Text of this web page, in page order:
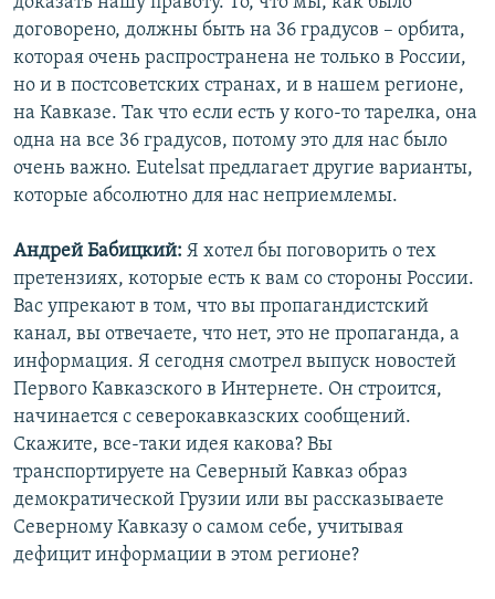
договорено, должны быть на 36 градусов – орбита,
которая очень распространена не только в России,
но и в постсоветских странах, и в нашем регионе,
на Кавказе. Так что если есть у кого-то тарелка, она
одна на все 36 градусов, потому это для нас было
очень важно. Eutelsat предлагает другие варианты,
которые абсолютно для нас неприемлемы.
Андрей Бабицкий: Я хотел бы поговорить о тех
претензиях, которые есть к вам со стороны России.
Вас упрекают в том, что вы пропагандистский
канал, вы отвечаете, что нет, это не пропаганда, а
информация. Я сегодня смотрел выпуск новостей
Первого Кавказского в Интернете. Он строится,
начинается с северокавказских сообщений.
Скажите, все-таки идея какова? Вы
транспортируете на Северный Кавказ образ
демократической Грузии или вы рассказываете
Северному Кавказу о самом себе, учитывая
дефицит информации в этом регионе?